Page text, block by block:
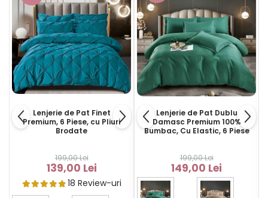
Lenjerie de Pat Finet
Premium, 6 Piese, cu Pliuri
Brodate
199,00 Lei
139,00 Lei
18 Review-uri
Lenjerie de Pat Dublu
Damasc Premium 100%
Bumbac, Cu Elastic, 6 Piese
199,00 Lei
149,00 Lei